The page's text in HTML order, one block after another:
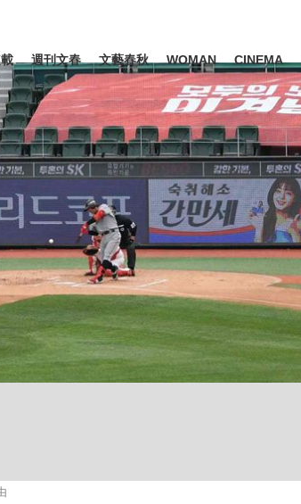
メ ライフ ビジネス
監督に... 「最悪の空気のまま解散
観る将棋、
週刊文春 文藝春秋 WOMAN CINEMA
キーワード入力
覧
#後藤真希 #森岡毅 #城彰二 #内田有紀